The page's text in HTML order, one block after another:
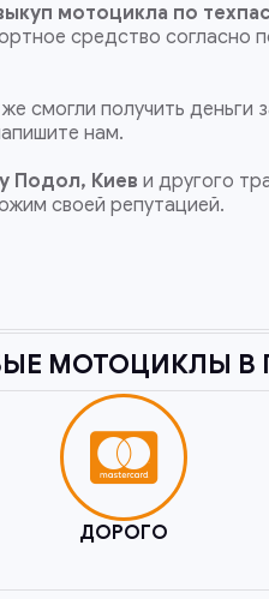
мотоцикла по
средство согласно
смогли получить деньги
нам.
Подол, Киев и другого
своей репутацией.
МОТОЦИКЛЫ В
ДОРОГО